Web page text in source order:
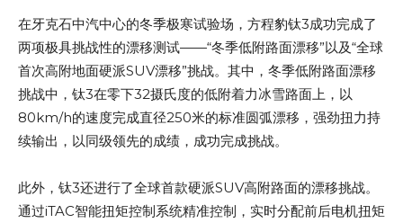
在牙克石中汽中心的冬季极寒试验场，方程豹钛3成功完成了
两项极具挑战性的漂移测试——“冬季低附路面漂移”以及“全球
首次高附地面硬派SUV漂移”挑战。其中，冬季低附路面漂移
挑战中，钛3在零下32摄氏度的低附着力冰雪路面上，以
80km/h的速度完成直径250米的标准圆弧漂移，强劲扭力持
续输出，以同级领先的成绩，成功完成挑战。
此外，钛3还进行了全球首款硬派SUV高附路面的漂移挑战。
通过iTAC智能扭矩控制系统精准控制，实时分配前后电机扭矩